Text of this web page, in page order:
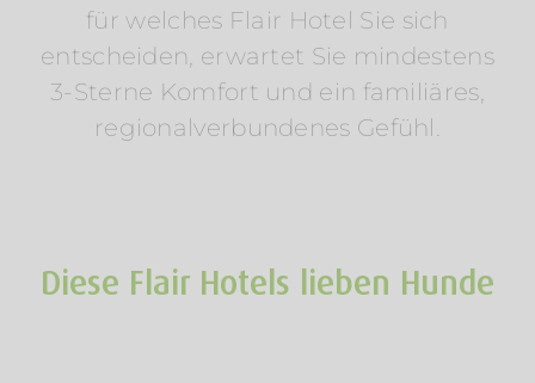
für welches Flair Hotel Sie sich
entscheiden, erwartet Sie mindestens
3-Sterne Komfort und ein familiäres,
regionalverbundenes Gefühl.
Diese Flair Hotels lieben Hunde